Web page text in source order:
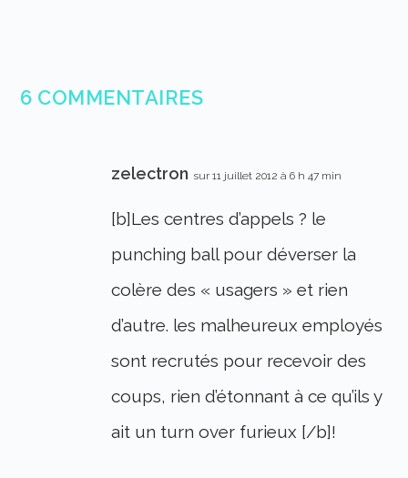
6 COMMENTAIRES
zelectron sur 11 juillet 2012 à 6 h 47 min
[b]Les centres d’appels ? le
punching ball pour déverser la
colère des « usagers » et rien
d’autre. les malheureux employés
sont recrutés pour recevoir des
coups, rien d’étonnant à ce qu’ils y
ait un turn over furieux [/b]!